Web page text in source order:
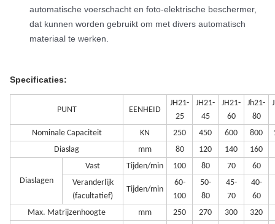
automatische voerschacht en foto-elektrische beschermer,
dat kunnen worden gebruikt om met divers automatisch
materiaal te werken.
Specificaties:
PUNT EENHEID
JH21-
25
JH21-
45
JH21-
60
Jh21-
80
Nominale Capaciteit KN 250 450 600 800
Diaslag
mm 80 120 140 160
Diaslagen
Vast Tijden/min 100 80 70
60
Veranderlijk
(facultatief)
Tijden/min
60-
100
50-
80
45-
70
40-
60
Max. Matrijzenhoogte
mm 250 270 300
320